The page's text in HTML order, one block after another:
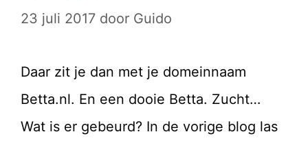
23 juli 2017 door Guido
Daar zit je dan met je domeinnaam
Betta.nl. En een dooie Betta. Zucht…
Wat is er gebeurd? In de vorige blog las